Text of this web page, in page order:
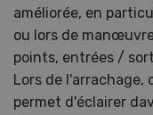
améliorée, en
ou lors de
points, entrées /
Lors de l'arrachage,
permet d'éclairer